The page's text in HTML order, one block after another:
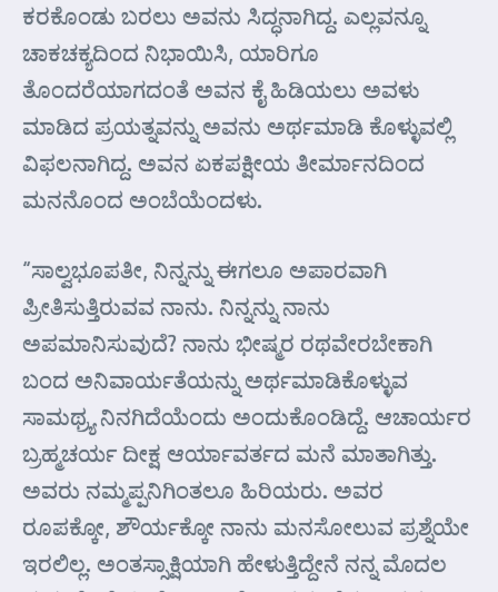
ಕರಕೊಂಡು ಬರಲು ಅವನು ಸಿದ್ಧನಾಗಿದ್ದ. ಎಲ್ಲವನ್ನೂ
ಚಾಕಚಕ್ಯದಿಂದ ನಿಭಾಯಿಸಿ, ಯಾರಿಗೂ
ತೊಂದರೆಯಾಗದಂತೆ ಅವನ ಕೈ ಹಿಡಿಯಲು ಅವಳು
ಮಾಡಿದ ಪ್ರಯತ್ನವನ್ನು ಅವನು ಅರ್ಥಮಾಡಿ ಕೊಳ್ಳುವಲ್ಲಿ
ವಿಫಲನಾಗಿದ್ದ. ಅವನ ಏಕಪಕ್ಷೀಯ ತೀರ್ಮಾನದಿಂದ
ಮನನೊಂದ ಅಂಬೆಯೆಂದಳು.
“ಸಾಲ್ವಭೂಪತೀ, ನಿನ್ನನ್ನು ಈಗಲೂ ಅಪಾರವಾಗಿ
ಪ್ರೀತಿಸುತ್ತಿರುವವ ನಾನು. ನಿನ್ನನ್ನು ನಾನು
ಅಪಮಾನಿಸುವುದೆ? ನಾನು ಭೀಷ್ಮರ ರಥವೇರಬೇಕಾಗಿ
ಬಂದ ಅನಿವಾರ್ಯತೆಯನ್ನು ಅರ್ಥಮಾಡಿಕೊಳ್ಳುವ
ಸಾಮಥ್ರ್ಯ ನಿನಗಿದೆಯೆಂದು ಅಂದುಕೊಂಡಿದ್ದೆ. ಆಚಾರ್ಯರ
ಬ್ರಹ್ಮಚರ್ಯ ದೀಕ್ಷ ಆರ್ಯಾವರ್ತದ ಮನೆ ಮಾತಾಗಿತ್ತು.
ಅವರು ನಮ್ಮಪ್ಪನಿಗಿಂತಲೂ ಹಿರಿಯರು. ಅವರ
ರೂಪಕ್ಕೋ, ಶೌರ್ಯಕ್ಕೋ ನಾನು ಮನಸೋಲುವ ಪ್ರಶ್ನೆಯೇ
ಇರಲಿಲ್ಲ. ಅಂತಸ್ಸಾಕ್ಷಿಯಾಗಿ ಹೇಳುತ್ತಿದ್ದೇನೆ ನನ್ನ ಮೊದಲ